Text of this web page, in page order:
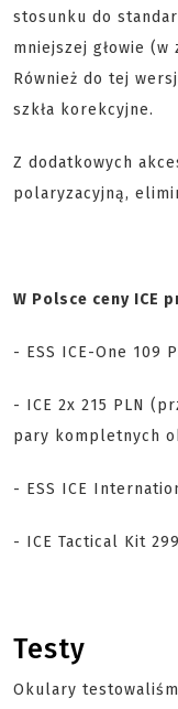
stosunku do
mniejszej głowie (w
Również do tej
szkła korekcyjne.
Z dodatkowych
polaryzacyjną,
W Polsce ceny ICE
- ESS ICE-One 109
- ICE 2x 215 PLN
pary kompletnych
- ESS ICE
- ICE Tactical Kit
Testy
Okulary